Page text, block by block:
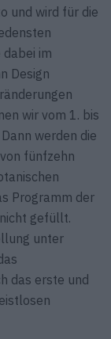
und wird für die
dabei im
Design
wir vom 1. bis
werden die
fünfzehn
Programm der
gefüllt.
unter
das erste und